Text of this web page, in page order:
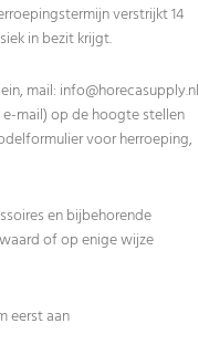
verstrijkt 14
in bezit krijgt.
mail: info@horecasupply.nl
mail) op de hoogte stellen
voor herroeping,
en bijbehorende
of op enige wijze
eerst aan